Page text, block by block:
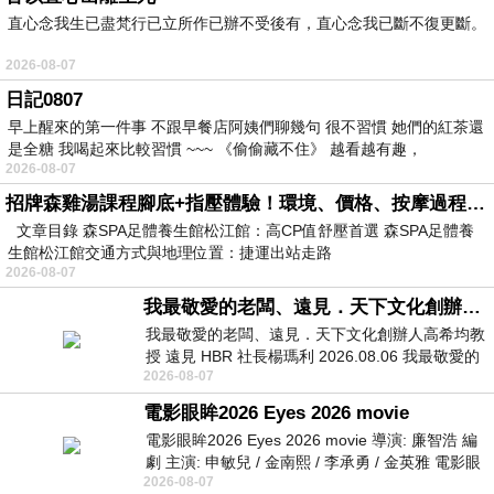
直心念我生已盡梵行已立所作已辦不受後有，直心念我已斷不復更斷。
2026-08-07
日記0807
早上醒來的第一件事 不跟早餐店阿姨們聊幾句 很不習慣 她們的紅茶還
是全糖 我喝起來比較習慣 ~~~ 《偷偷藏不住》 越看越有趣，
2026-08-07
招牌森雞湯課程腳底+指壓體驗！環境、價格、按摩過程全紀錄，森SPA足體養生館松江館最新價格表
文章目錄 森SPA足體養生館松江館：高CP值舒壓首選 森SPA足體養
生館松江館交通方式與地理位置：捷運出站走路
2026-08-07
我最敬愛的老闆、遠見．天下文化創辦人高希均教授
我最敬愛的老闆、遠見．天下文化創辦人高希均教
授 遠見 HBR 社長楊瑪利 2026.08.06 我最敬愛的
老闆、遠見．天下文化創辦人高希均教
2026-08-07
電影眼眸2026 Eyes 2026 movie
電影眼眸2026 Eyes 2026 movie 導演: 廉智浩 編
劇 主演: 申敏兒 / 金南熙 / 李承勇 / 金英雅 電影眼
眸2026描述攝影師徐珍因遺
2026-08-07